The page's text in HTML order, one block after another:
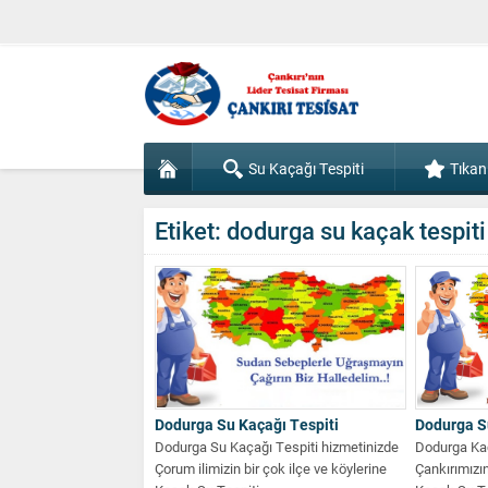
Su Kaçağı Tespiti
Etiket: dodurga su kaçak tespiti
Dodurga Su Kaçağı Tespiti
Dodurga Su Kaçağı Tespiti hizmetinizde
Çorum ilimizin bir çok ilçe ve köylerine
Dodurga
Dodurga